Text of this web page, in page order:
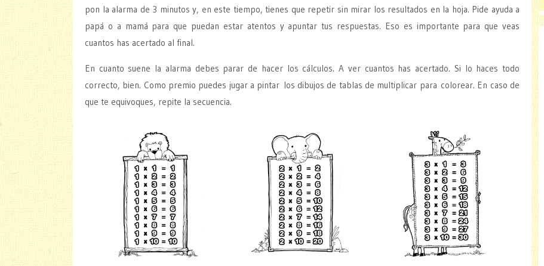
pon la alarma de 3 minutos y, en este tiempo, tienes que repetir sin mirar los resultados en la hoja. Pide ayuda a
papá o a mamá para que puedan estar atentos y apuntar tus respuestas. Eso es importante para que veas
cuantos has acertado al final.
En cuanto suene la alarma debes parar de hacer los cálculos. A ver cuantos has acertado. Si lo haces todo
correcto, bien. Como premio puedes jugar a pintar los dibujos de tablas de multiplicar para colorear. En caso de
que te equivoques, repite la secuencia.